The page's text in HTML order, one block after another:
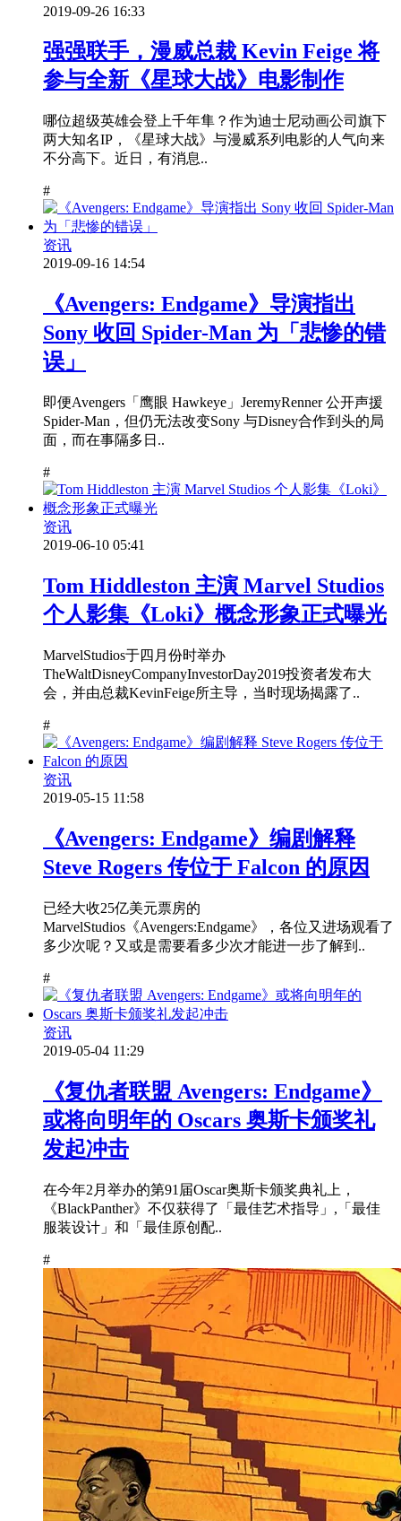
2019-09-26 16:33
强强联手，漫威总裁 Kevin Feige 将
参与全新《星球大战》电影制作
哪位超级英雄会登上千年隼？作为迪士尼动画公司旗下
两大知名IP，《星球大战》与漫威系列电影的人气向来
不分高下。近日，有消息..
#
资讯
2019-09-16 14:54
《Avengers: Endgame》导演指出
Sony 收回 Spider-Man 为「悲惨的错
误」
即便Avengers「鹰眼 Hawkeye」JeremyRenner 公开声援
Spider-Man，但仍无法改变Sony 与Disney合作到头的局
面，而在事隔多日..
#
资讯
2019-06-10 05:41
Tom Hiddleston 主演 Marvel Studios
个人影集《Loki》概念形象正式曝光
MarvelStudios于四月份时举办
TheWaltDisneyCompanyInvestorDay2019投资者发布大
会，并由总裁KevinFeige所主导，当时现场揭露了..
#
资讯
2019-05-15 11:58
《Avengers: Endgame》编剧解释
Steve Rogers 传位于 Falcon 的原因
已经大收25亿美元票房的
MarvelStudios《Avengers:Endgame》，各位又进场观看了
多少次呢？又或是需要看多少次才能进一步了解到..
#
资讯
2019-05-04 11:29
《复仇者联盟 Avengers: Endgame》
或将向明年的 Oscars 奥斯卡颁奖礼
发起冲击
在今年2月举办的第91届Oscar奥斯卡颁奖典礼上，
《BlackPanther》不仅获得了「最佳艺术指导」,「最佳
服装设计」和「最佳原创配..
#